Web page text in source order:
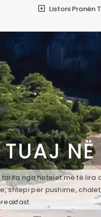
Listoni Pronën
TUAJ NË
nga hotelet më të lira
shtepi per pushime,